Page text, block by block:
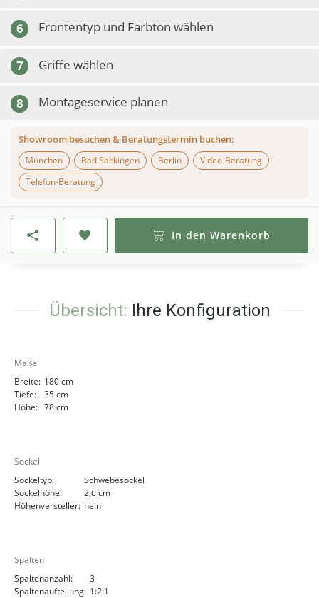
6 Frontentyp und Farbton wählen
7 Griffe wählen
8 Montageservice planen
Showroom besuchen & Beratungstermin buchen:
München
Bad Säckingen Berlin
Video-Beratung
Telefon-Beratung
In den Warenkorb
Übersicht: Ihre Konfiguration
Maße
Breite: 180 cm
Tiefe:
35 cm
Höhe: 78 cm
Sockel
Sockeltyp:
Schwebesockel
Sockelhöhe:
2,6 cm
Höhenversteller: nein
Spalten
Spaltenanzahl:
3
Spaltenaufteilung: 1:2:1